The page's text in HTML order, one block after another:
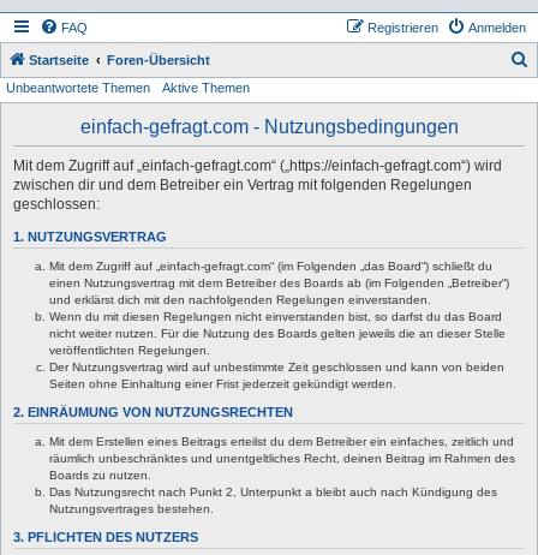
FAQ Anmelden
Registrieren
Startseite Foren-Übersicht
Unbeantwortete Themen Aktive Themen
einfach-gefragt.com - Nutzungsbedingungen
Mit dem Zugriff auf „einfach-gefragt.com“ („https://einfach-gefragt.com“) wird
zwischen dir und dem Betreiber ein Vertrag mit folgenden Regelungen
geschlossen:
1. NUTZUNGSVERTRAG
Mit dem Zugriff auf „einfach-gefragt.com“ (im Folgenden „das Board“) schließt du
einen Nutzungsvertrag mit dem Betreiber des Boards ab (im Folgenden „Betreiber“)
und erklärst dich mit den nachfolgenden Regelungen einverstanden.
Wenn du mit diesen Regelungen nicht einverstanden bist, so darfst du das Board
nicht weiter nutzen. Für die Nutzung des Boards gelten jeweils die an dieser Stelle
veröffentlichten Regelungen.
Der Nutzungsvertrag wird auf unbestimmte Zeit geschlossen und kann von beiden
Seiten ohne Einhaltung einer Frist jederzeit gekündigt werden.
2. EINRÄUMUNG VON NUTZUNGSRECHTEN
Mit dem Erstellen eines Beitrags erteilst du dem Betreiber ein einfaches, zeitlich und
räumlich unbeschränktes und unentgeltliches Recht, deinen Beitrag im Rahmen des
Boards zu nutzen.
Das Nutzungsrecht nach Punkt 2, Unterpunkt a bleibt auch nach Kündigung des
Nutzungsvertrages bestehen.
3. PFLICHTEN DES NUTZERS